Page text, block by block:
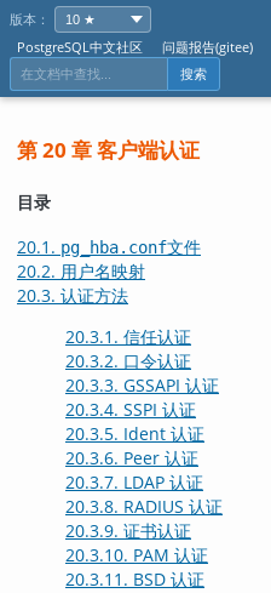
版本：
PostgreSQL中文社区
问题报告(gitee)
搜索
第 20 章 客户端认证
目录
20.1. pg_hba.conf文件
20.2. 用户名映射
20.3. 认证方法
20.3.1. 信任认证
20.3.2. 口令认证
20.3.3. GSSAPI 认证
20.3.4. SSPI 认证
20.3.5. Ident 认证
20.3.6. Peer 认证
20.3.7. LDAP 认证
20.3.8. RADIUS 认证
20.3.9. 证书认证
20.3.10. PAM 认证
20.3.11. BSD 认证